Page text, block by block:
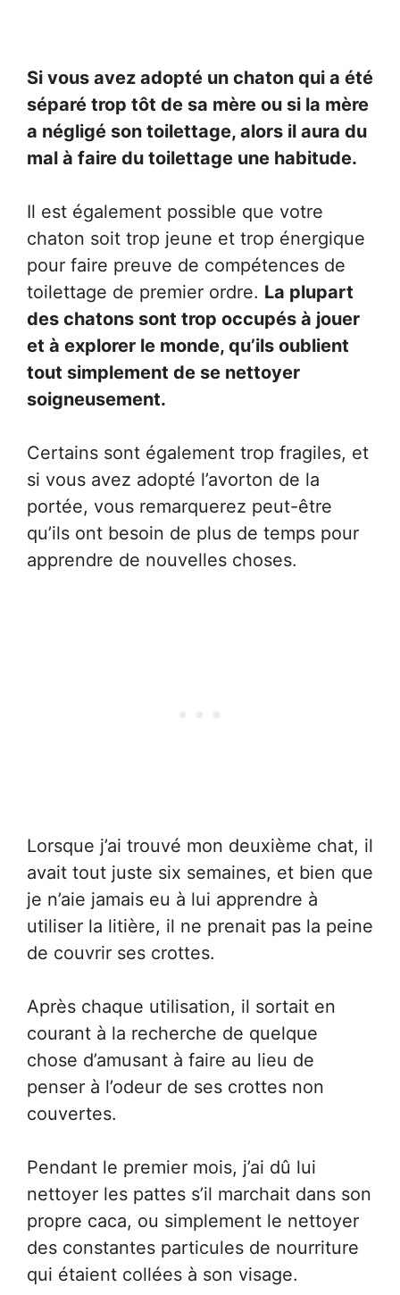
Si vous avez adopté un chaton qui a été
séparé trop tôt de sa mère ou si la mère
a négligé son toilettage, alors il aura du
mal à faire du toilettage une habitude.
Il est également possible que votre
chaton soit trop jeune et trop énergique
pour faire preuve de compétences de
toilettage de premier ordre. La plupart
des chatons sont trop occupés à jouer
et à explorer le monde, qu’ils oublient
tout simplement de se nettoyer
soigneusement.
Certains sont également trop fragiles, et
si vous avez adopté l’avorton de la
portée, vous remarquerez peut-être
qu’ils ont besoin de plus de temps pour
apprendre de nouvelles choses.
Lorsque j’ai trouvé mon deuxième chat, il
avait tout juste six semaines, et bien que
je n’aie jamais eu à lui apprendre à
utiliser la litière, il ne prenait pas la peine
de couvrir ses crottes.
Après chaque utilisation, il sortait en
courant à la recherche de quelque
chose d’amusant à faire au lieu de
penser à l’odeur de ses crottes non
couvertes.
Pendant le premier mois, j’ai dû lui
nettoyer les pattes s’il marchait dans son
propre caca, ou simplement le nettoyer
des constantes particules de nourriture
qui étaient collées à son visage.